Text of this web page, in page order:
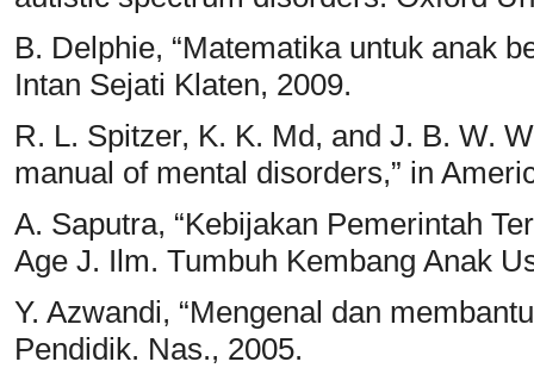
B. Delphie, “Matematika untuk anak
Intan Sejati Klaten, 2009.
R. L. Spitzer, K. K. Md, and J. B. W.
manual of mental disorders,” in
A. Saputra, “Kebijakan Pemerintah
Age J. Ilm. Tumbuh Kembang Anak
Y. Azwandi, “Mengenal dan
Pendidik. Nas., 2005.